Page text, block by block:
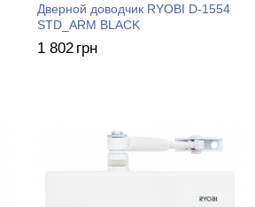
Дверной доводчик RYOBI D-1554
STD_ARM BLACK
1 802 грн